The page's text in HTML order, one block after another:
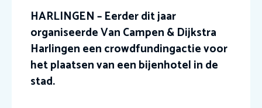
HARLINGEN – Eerder dit jaar
organiseerde Van Campen & Dijkstra
Harlingen een crowdfundingactie voor
het plaatsen van een bijenhotel in de
stad.